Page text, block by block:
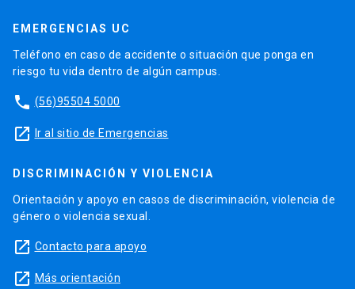
EMERGENCIAS UC
Teléfono en caso de accidente o situación que ponga en
riesgo tu vida dentro de algún campus.
phone (56)95504 5000
launch Ir al sitio de Emergencias
DISCRIMINACIÓN Y VIOLENCIA
Orientación y apoyo en casos de discriminación, violencia de
género o violencia sexual.
launch Contacto para apoyo
launch Más orientación